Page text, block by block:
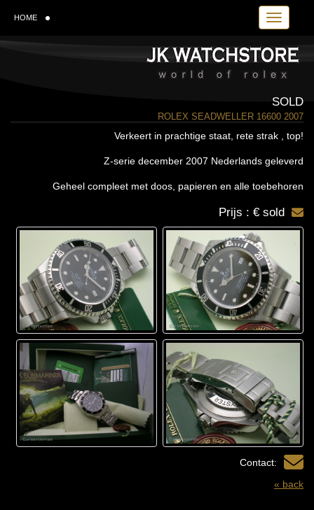
Toggle
HOME
SOLD
ROLEX SEADWELLER 16600 2007
Verkeert in prachtige staat, rete strak , top!
Z-serie december 2007 Nederlands geleverd
Geheel compleet met doos, papieren en alle toebehoren
Prijs : € sold
Contact:
« back